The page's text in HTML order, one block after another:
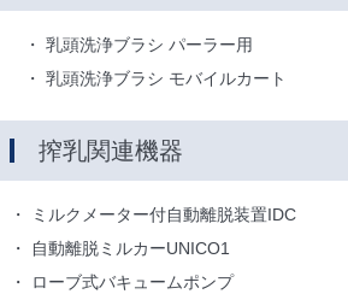
乳頭洗浄ブラシ パーラー用
乳頭洗浄ブラシ モバイルカート
搾乳関連機器
ミルクメーター付自動離脱装置IDC
自動離脱ミルカーUNICO1
ローブ式バキュームポンプ